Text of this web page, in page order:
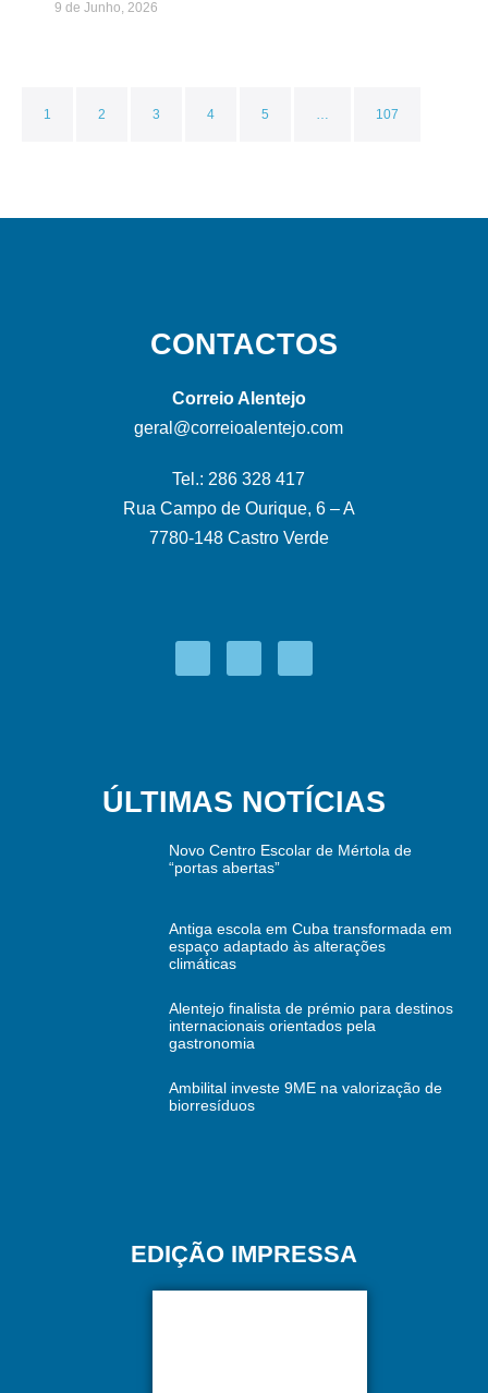
9 de Junho, 2026
1 2 3 4 5 … 107
CONTACTOS
Correio Alentejo
geral@correioalentejo.com
Tel.: 286 328 417
Rua Campo de Ourique, 6 – A
7780-148 Castro Verde
ÚLTIMAS NOTÍCIAS
Novo Centro Escolar de Mértola de
“portas abertas”
Antiga escola em Cuba transformada em
espaço adaptado às alterações
climáticas
Alentejo finalista de prémio para destinos
internacionais orientados pela
gastronomia
Ambilital investe 9ME na valorização de
biorresíduos
EDIÇÃO IMPRESSA